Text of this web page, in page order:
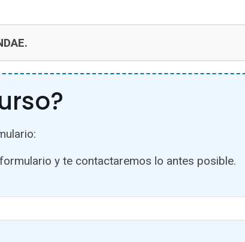
y te contactaremos lo antes posible.